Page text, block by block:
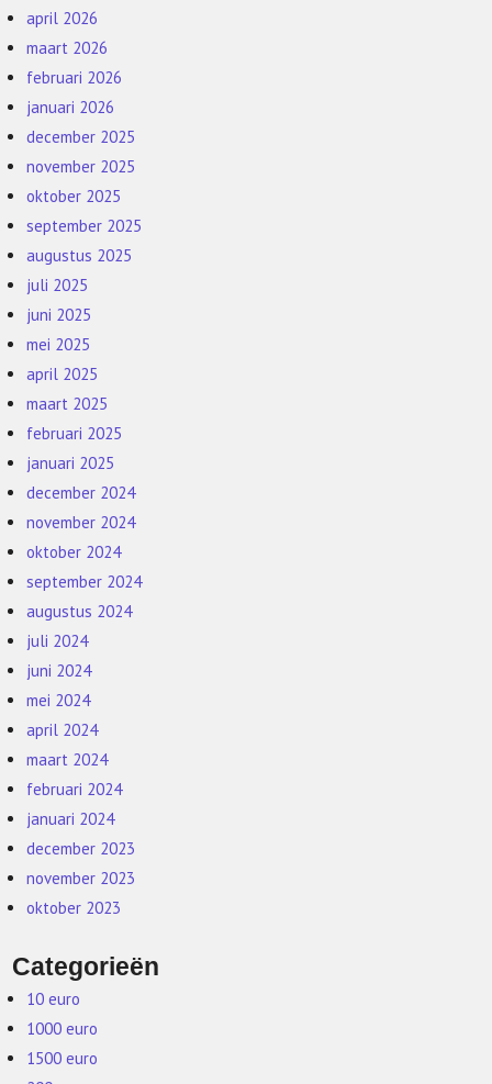
april 2026
maart 2026
februari 2026
januari 2026
december 2025
november 2025
oktober 2025
september 2025
augustus 2025
juli 2025
juni 2025
mei 2025
april 2025
maart 2025
februari 2025
januari 2025
december 2024
november 2024
oktober 2024
september 2024
augustus 2024
juli 2024
juni 2024
mei 2024
april 2024
maart 2024
februari 2024
januari 2024
december 2023
november 2023
oktober 2023
Categorieën
10 euro
1000 euro
1500 euro